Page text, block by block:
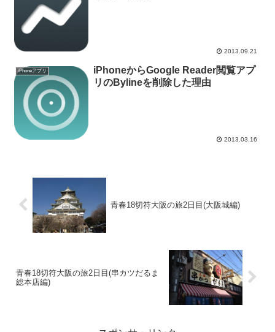
2013.09.21
iPhoneアプリ
iPhoneからGoogle Reader閲覧アプ
リのBylineを削除した理由
2013.03.16
青春18切符大阪の旅2日目(大阪城編)
青春18切符大阪の旅2日目(串カツだるま
総本店編)